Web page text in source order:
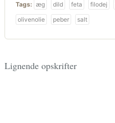
Tags: æg dild feta filodej
olivenolie
peber salt
Lignende opskrifter